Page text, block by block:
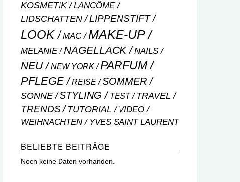
KOSMETIK
LANCÔME
LIDSCHATTEN
LIPPENSTIFT
LOOK MAC MAKE-UP
MELANIE NAGELLACK NAILS
NEU NEW YORK PARFUM
PFLEGE REISE SOMMER
SONNE STYLING TEST TRAVEL
TRENDS TUTORIAL VIDEO
WEIHNACHTEN YVES SAINT LAURENT
BELIEBTE BEITRÄGE
Noch keine Daten vorhanden.